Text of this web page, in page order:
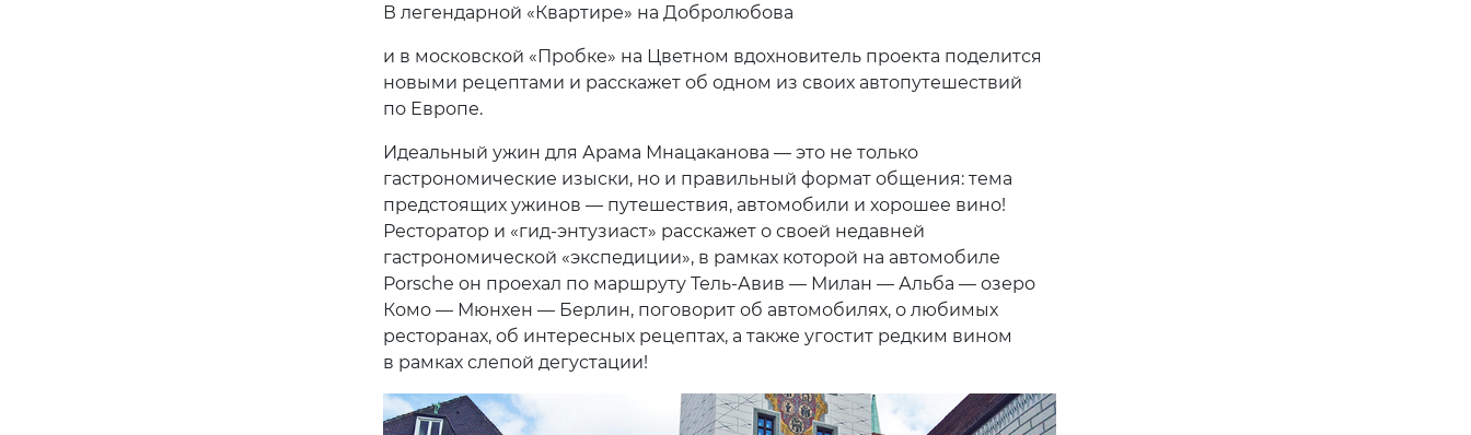
В легендарной «Квартире» на Добролюбова
и в московской «Пробке» на Цветном вдохновитель проекта поделится
новыми рецептами и расскажет об одном из своих автопутешествий
по Европе.
Идеальный ужин для Арама Мнацаканова — это не только
гастрономические изыски, но и правильный формат общения: тема
предстоящих ужинов — путешествия, автомобили и хорошее вино!
Ресторатор и «гид-энтузиаст» расскажет о своей недавней
гастрономической «экспедиции», в рамках которой на автомобиле
Porsche он проехал по маршруту Тель-Авив — Милан — Альба — озеро
Комо — Мюнхен — Берлин, поговорит об автомобилях, о любимых
ресторанах, об интересных рецептах, а также угостит редким вином
в рамках слепой дегустации!